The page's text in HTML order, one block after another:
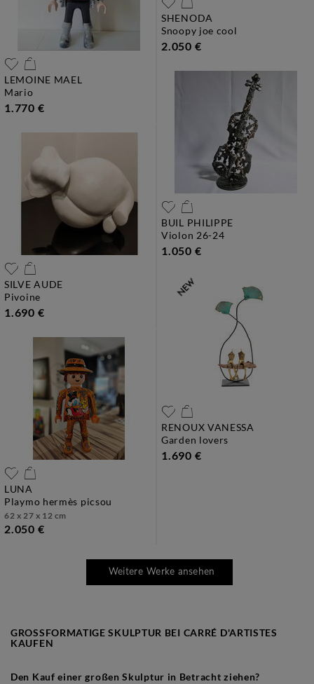
LEMOINE MAEL
mario
1.770 €
SHENODA
snoopy joe cool
2.050 €
SILVE AUDE
pivoine
1.690 €
BUIL PHILIPPE
violon 26-24
1.050 €
LUNA
playmo hermès picsou
62 x 27 x 12 cm
2.050 €
RENOUX VANESSA
garden lovers
1.690 €
Weitere Werke ansehen
GROSSFORMATIGE SKULPTUR BEI CARRÉ D'ARTISTES K
AUFEN
Den Kauf einer großen Skulptur in Betracht ziehen?